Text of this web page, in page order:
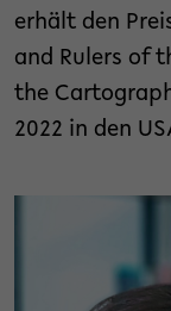
erhält den
and Rulers of
the
2022 in den